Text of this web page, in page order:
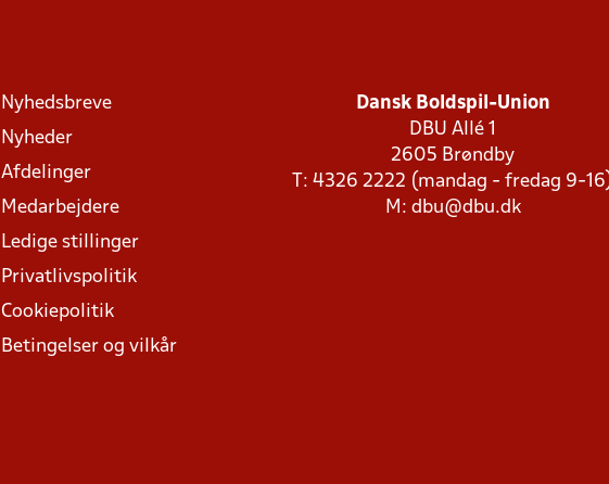
Nyhedsbreve
Nyheder
Afdelinger
Medarbejdere
Ledige stillinger
Privatlivspolitik
Cookiepolitik
Betingelser og vilkår
Dansk Boldspil-Union
DBU Allé 1
2605 Brøndby
T: 4326 2222 (mandag - fredag 9-
M: dbu@dbu.dk